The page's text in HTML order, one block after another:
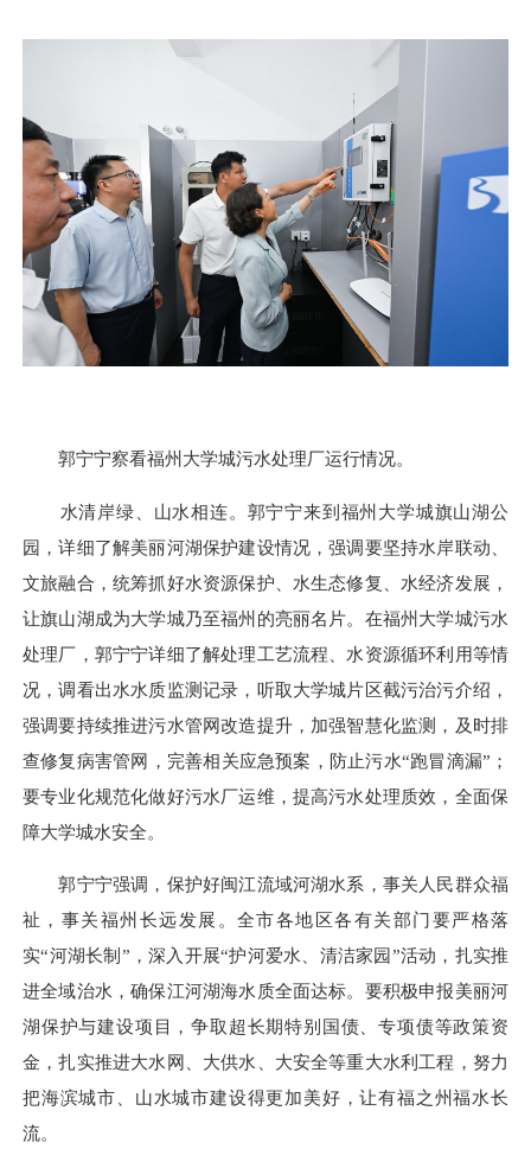
郭宁宁察看福州大学城污水处理厂运行情况。
水清岸绿、山水相连。郭宁宁来到福州大学城旗山湖公
园，详细了解美丽河湖保护建设情况，强调要坚持水岸联动、
文旅融合，统筹抓好水资源保护、水生态修复、水经济发展，
让旗山湖成为大学城乃至福州的亮丽名片。在福州大学城污水
处理厂，郭宁宁详细了解处理工艺流程、水资源循环利用等情
况，调看出水水质监测记录，听取大学城片区截污治污介绍，
强调要持续推进污水管网改造提升，加强智慧化监测，及时排
查修复病害管网，完善相关应急预案，防止污水“跑冒滴漏”；
要专业化规范化做好污水厂运维，提高污水处理质效，全面保
障大学城水安全。
郭宁宁强调，保护好闽江流域河湖水系，事关人民群众福
祉，事关福州长远发展。全市各地区各有关部门要严格落
实“河湖长制”，深入开展“护河爱水、清洁家园”活动，扎实推
进全域治水，确保江河湖海水质全面达标。要积极申报美丽河
湖保护与建设项目，争取超长期特别国债、专项债等政策资
金，扎实推进大水网、大供水、大安全等重大水利工程，努力
把海滨城市、山水城市建设得更加美好，让有福之州福水长
流。